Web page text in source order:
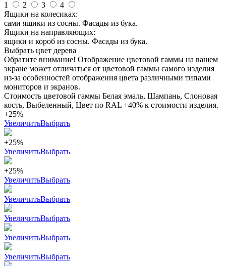
1
2 3
4
Ящики на колесиках:
сами ящики из сосны. Фасады из бука.
Ящики на направляющих:
ящики и короб из сосны. Фасады из бука.
Выбрать цвет дерева
Обратите внимание! Отображение цветовой гаммы на вашем
экране может отличаться от цветовой гаммы самого изделия
из-за особенностей отображения цвета различными типами
мониторов и экранов.
Стоимость цветовой гаммы Белая эмаль, Шампань, Слоновая
кость, Выбеленный, Цвет по RAL +40% к стоимости изделия.
+25%
УвеличитьВыбрать
+25%
УвеличитьВыбрать
+25%
УвеличитьВыбрать
УвеличитьВыбрать
УвеличитьВыбрать
УвеличитьВыбрать
УвеличитьВыбрать